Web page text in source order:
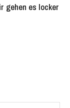
gehen es locker